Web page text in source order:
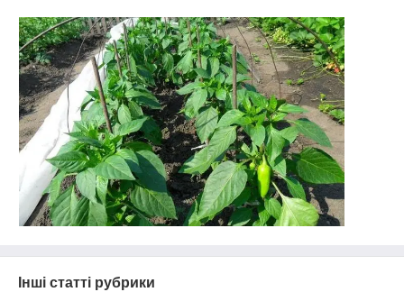
Інші статті рубрики